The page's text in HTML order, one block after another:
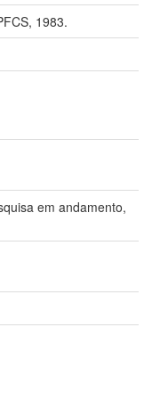
1983.
em andamento,